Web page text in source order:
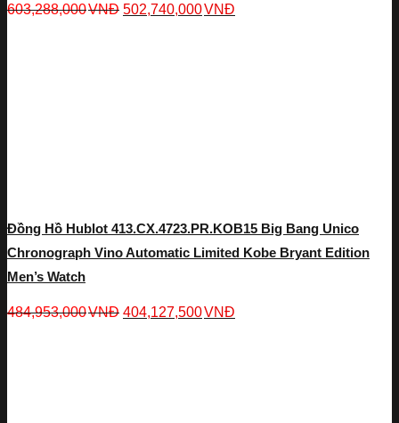
603,288,000VNĐ 502,740,000VNĐ
Đồng Hồ Hublot 413.CX.4723.PR.KOB15 Big Bang Unico
Chronograph Vino Automatic Limited Kobe Bryant Edition
Men’s Watch
484,953,000VNĐ 404,127,500VNĐ